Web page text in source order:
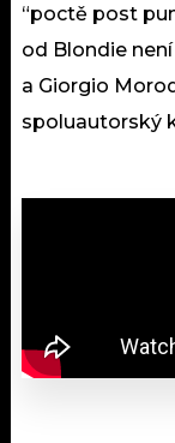
“poctě post
od Blondie
a Giorgio
spoluautorský